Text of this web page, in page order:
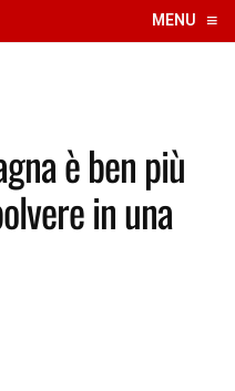
MENU ≡
☰
è ben più
in una